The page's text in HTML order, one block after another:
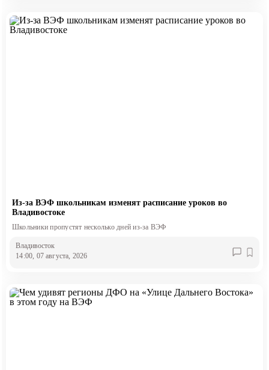
Из-за ВЭФ школьникам изменят расписание уроков во
Владивостоке
Школьники пропустят несколько дней из-за ВЭФ
Владивосток
14:00, 07 августа, 2026